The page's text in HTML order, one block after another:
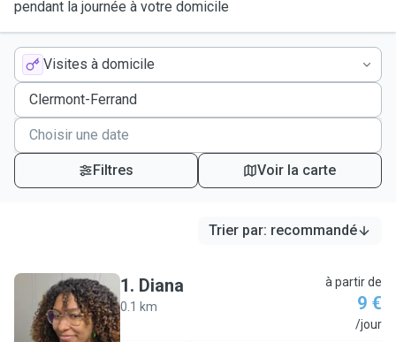
pendant la journée à votre domicile
Visites à domicile
Filtres Voir la carte
Trier par: recommandé
D
1. Diana
0.1 km
à partir de
9 €
/jour